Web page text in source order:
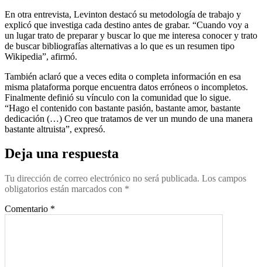
En otra entrevista, Levinton destacó su metodología de trabajo y
explicó que investiga cada destino antes de grabar. “Cuando voy a
un lugar trato de preparar y buscar lo que me interesa conocer y trato
de buscar bibliografías alternativas a lo que es un resumen tipo
Wikipedia”, afirmó.
También aclaró que a veces edita o completa información en esa
misma plataforma porque encuentra datos erróneos o incompletos.
Finalmente definió su vínculo con la comunidad que lo sigue.
“Hago el contenido con bastante pasión, bastante amor, bastante
dedicación (…) Creo que tratamos de ver un mundo de una manera
bastante altruista”, expresó.
Deja una respuesta
Tu dirección de correo electrónico no será publicada. Los campos
obligatorios están marcados con *
Comentario *